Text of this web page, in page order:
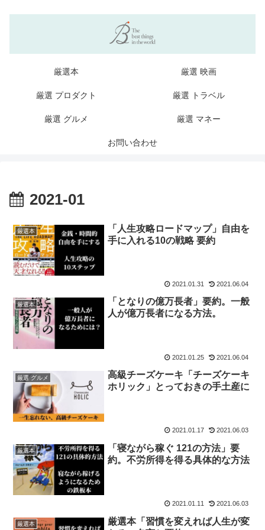
厳選本 厳選 映画
厳選 プロダクト 厳選 トラベル
厳選 グルメ 厳選 マネー
お問い合わせ
2021-01
厳選本
「人生攻略ロードマップ」自由を
手に入れる10の戦略 要約
2021.01.31 2021.06.04
厳選本
「となりの億万長者」要約。一般
人が億万長者になる方法。
2021.01.25 2021.06.04
厳選 グルメ
高級チーズケーキ「チーズケーキ
ホリック」とっておきの手土産に
2021.01.17 2021.06.03
厳選本
「寝ながら稼ぐ 121の方法」要
約。不労所得を得る具体的な方法
2021.01.11 2021.06.03
厳選本
厳選本「習慣を変えれば人生が変